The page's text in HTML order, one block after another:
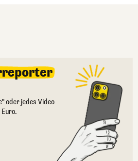
oder jedes Video